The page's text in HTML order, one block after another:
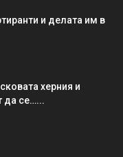
и делата им в
херния и
да се…...